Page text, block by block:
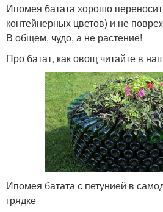
Ипомея батата хорошо
контейнерных цветов) и не
В общем, чудо, а не растение!
Про батат, как овощ читайте в
Ипомея батата с петунией в
грядке